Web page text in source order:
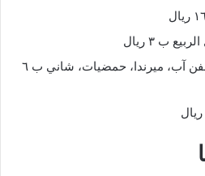
ب ٣ ريال
بيبسي، بيبسي دايت، سفن آب، ميرندا، حمضيات، شاني ب ٦